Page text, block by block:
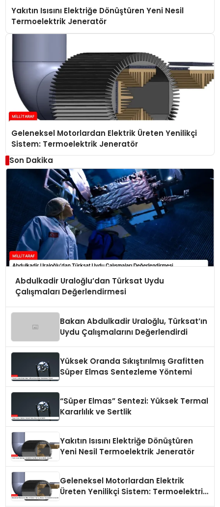
Yakıtın Isısını Elektriğe Dönüştüren Yeni Nesil
Termoelektrik Jeneratör
Geleneksel Motorlardan Elektrik Üreten Yenilikçi
Sistem: Termoelektrik Jeneratör
Son Dakika
Abdulkadir Uraloğlu’dan Türksat Uydu
Çalışmaları Değerlendirmesi
Bakan Abdulkadir Uraloğlu, Türksat’ın
Uydu Çalışmalarını Değerlendirdi
Yüksek Oranda Sıkıştırılmış Grafitten
Süper Elmas Sentezleme Yöntemi
“Süper Elmas” Sentezi: Yüksek Termal
Kararlılık ve Sertlik
Yakıtın Isısını Elektriğe Dönüştüren
Yeni Nesil Termoelektrik Jeneratör
Geleneksel Motorlardan Elektrik
Üreten Yenilikçi Sistem: Termoelektrik